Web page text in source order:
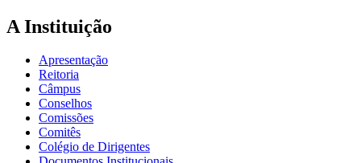
A Instituição
Apresentação
Reitoria
Câmpus
Conselhos
Comissões
Comitês
Colégio de Dirigentes